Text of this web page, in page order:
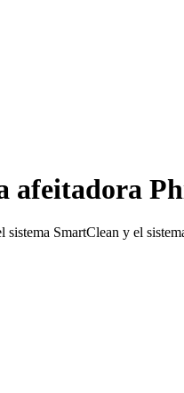
afeitadora
SmartClean y el